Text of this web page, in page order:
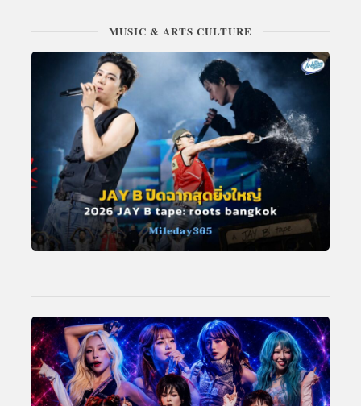
MUSIC & ARTS CULTURE